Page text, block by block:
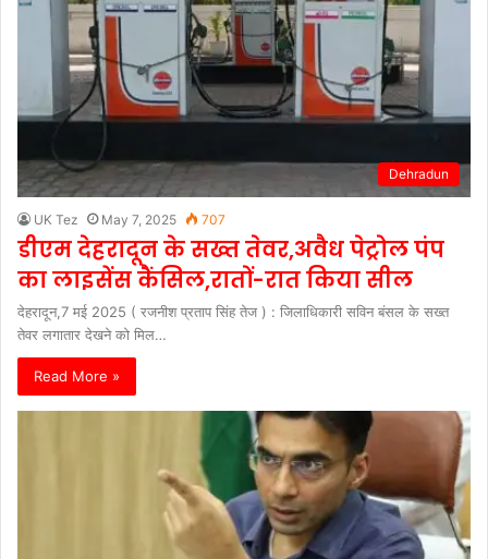
Dehradun
UK Tez May 7, 2025 707
डीएम देहरादून के सख्त तेवर,अवैध पेट्रोल पंप
का लाइसेंस कैंसिल,रातों-रात किया सील
देहरादून,7 मई 2025 ( रजनीश प्रताप सिंह तेज ) : जिलाधिकारी सविन बंसल के सख्त
तेवर लगातार देखने को मिल…
Read More »